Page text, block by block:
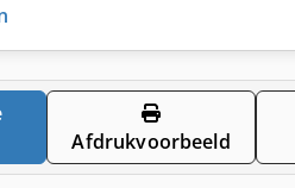
Afdrukvoorbeeld